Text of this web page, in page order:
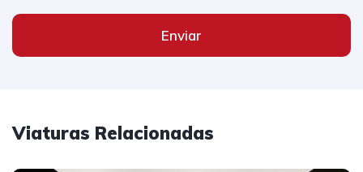
Enviar
Viaturas Relacionadas